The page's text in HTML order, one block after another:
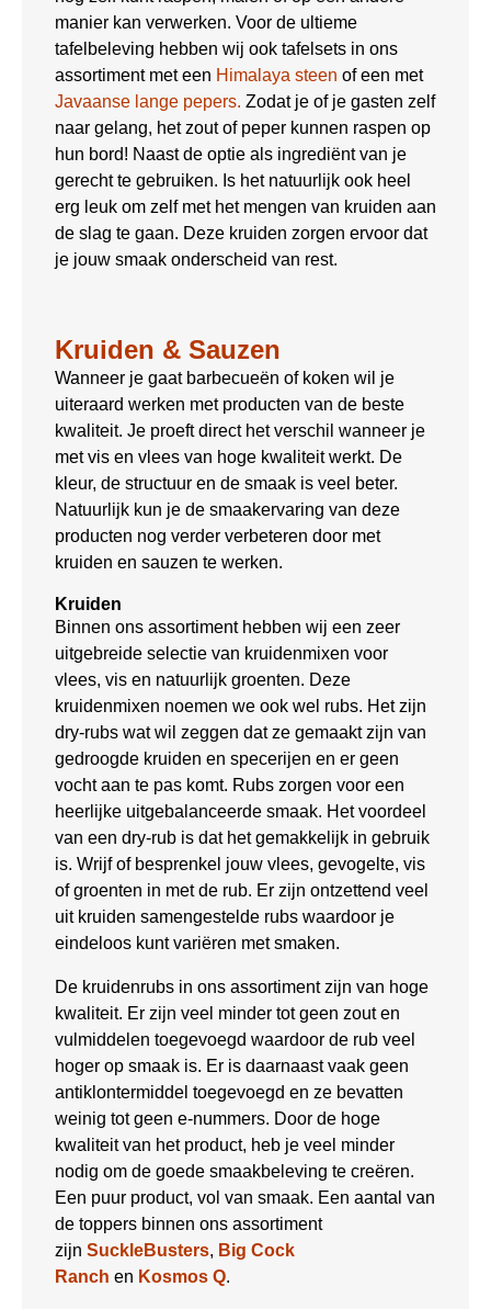
manier kan verwerken. Voor de ultieme
tafelbeleving hebben wij ook tafelsets in ons
assortiment met een Himalaya steen of een met
Javaanse lange pepers. Zodat je of je gasten zelf
naar gelang, het zout of peper kunnen raspen op
hun bord! Naast de optie als ingrediënt van je
gerecht te gebruiken. Is het natuurlijk ook heel
erg leuk om zelf met het mengen van kruiden aan
de slag te gaan. Deze kruiden zorgen ervoor dat
je jouw smaak onderscheid van rest.
Kruiden & Sauzen
Wanneer je gaat barbecueën of koken wil je
uiteraard werken met producten van de beste
kwaliteit. Je proeft direct het verschil wanneer je
met vis en vlees van hoge kwaliteit werkt. De
kleur, de structuur en de smaak is veel beter.
Natuurlijk kun je de smaakervaring van deze
producten nog verder verbeteren door met
kruiden en sauzen te werken.
Kruiden
Binnen ons assortiment hebben wij een zeer
uitgebreide selectie van kruidenmixen voor
vlees, vis en natuurlijk groenten. Deze
kruidenmixen noemen we ook wel rubs. Het zijn
dry-rubs wat wil zeggen dat ze gemaakt zijn van
gedroogde kruiden en specerijen en er geen
vocht aan te pas komt. Rubs zorgen voor een
heerlijke uitgebalanceerde smaak. Het voordeel
van een dry-rub is dat het gemakkelijk in gebruik
is. Wrijf of besprenkel jouw vlees, gevogelte, vis
of groenten in met de rub. Er zijn ontzettend veel
uit kruiden samengestelde rubs waardoor je
eindeloos kunt variëren met smaken.
De kruidenrubs in ons assortiment zijn van hoge
kwaliteit. Er zijn veel minder tot geen zout en
vulmiddelen toegevoegd waardoor de rub veel
hoger op smaak is. Er is daarnaast vaak geen
antiklontermiddel toegevoegd en ze bevatten
weinig tot geen e-nummers. Door de hoge
kwaliteit van het product, heb je veel minder
nodig om de goede smaakbeleving te creëren.
Een puur product, vol van smaak. Een aantal van
de toppers binnen ons assortiment
zijn SuckleBusters, Big Cock
Ranch en Kosmos Q.